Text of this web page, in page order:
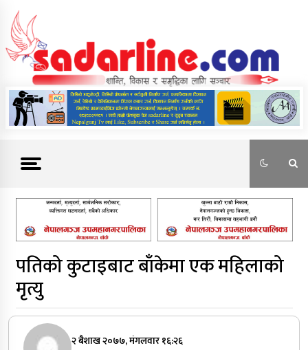
content
News For Nepal
पतिको कुटाइबाट बाँकेमा एक महिलाको
मृत्यु
२ बैशाख २०७७, मंगलवार १६:२६